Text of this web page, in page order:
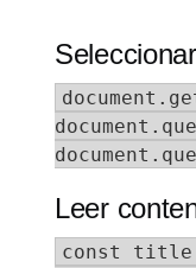
Leer
const title